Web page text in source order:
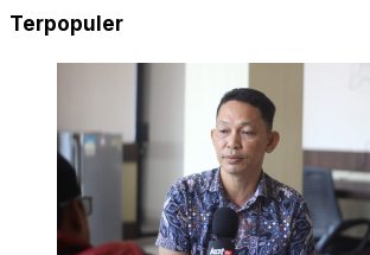
Terpopuler